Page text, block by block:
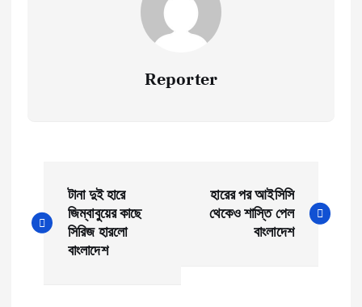
Reporter
o
টানা দুই হারে
জিম্বাবুয়ের কাছে
সিরিজ হারলো
বাংলাদেশ
হারের পর আইসিসি
থেকেও শাস্তি পেল
বাংলাদেশ